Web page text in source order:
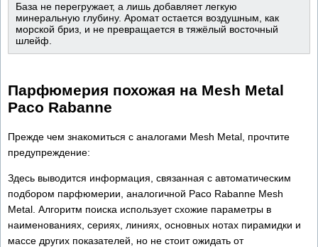
База не перегружает, а лишь добавляет легкую
минеральную глубину. Аромат остается воздушным, как
морской бриз, и не превращается в тяжёлый восточный
шлейф.
Парфюмерия похожая на Mesh Metal
Paco Rabanne
Прежде чем знакомиться с аналогами Mesh Metal, прочтите
предупреждение:
Здесь выводится информация, связанная с автоматическим
подбором парфюмерии, аналогичной Paco Rabanne Mesh
Metal. Алгоритм поиска использует схожие параметры в
наименованиях, сериях, линиях, основных нотах пирамидки и
массе других показателей, но не стоит ожидать от